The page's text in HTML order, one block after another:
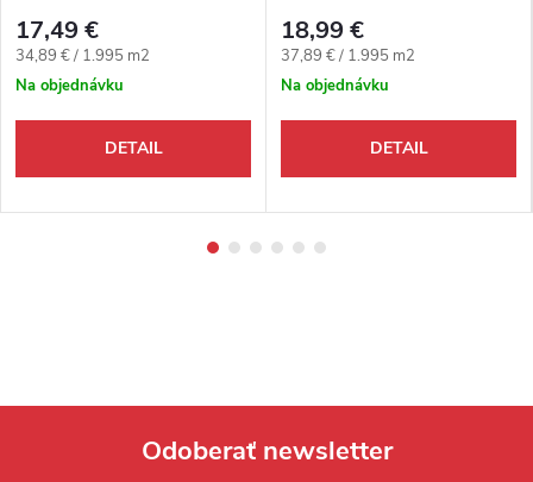
17,49 €
Jednotková cena:
34,89 € / 1.995 m2
Na objednávku
DETAIL
18,99 €
Jednotková cena:
37,89 € / 1.995 m2
Na objednávku
DETAIL
Odoberať newsletter